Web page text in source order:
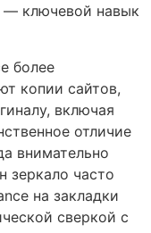
— ключевой навык
более
копии сайтов,
включая
отличие
внимательно
зеркало часто
на закладки
сверкой с